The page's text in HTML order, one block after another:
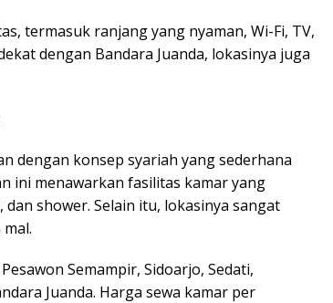
termasuk ranjang yang nyaman, Wi-Fi, TV,
dengan Bandara Juanda, lokasinya juga
dengan konsep syariah yang sederhana
ini menawarkan fasilitas kamar yang
shower. Selain itu, lokasinya sangat
Semampir, Sidoarjo, Sedati,
Juanda. Harga sewa kamar per